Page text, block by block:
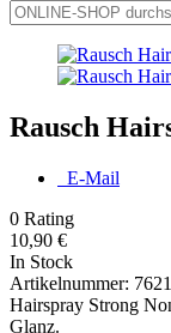
Rausch
E-Mail
0 Rating
10,90 €
In Stock
Artikelnummer:
Hairspray Strong
Glanz.